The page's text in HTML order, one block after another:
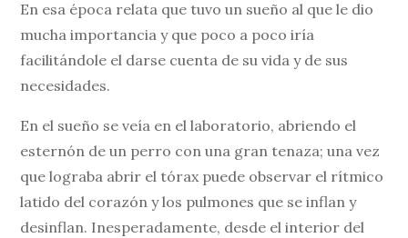
En esa época relata que tuvo un sueño al que le dio
mucha importancia y que poco a poco iría
facilitándole el darse cuenta de su vida y de sus
necesidades.
En el sueño se veía en el laboratorio, abriendo el
esternón de un perro con una gran tenaza; una vez
que lograba abrir el tórax puede observar el rítmico
latido del corazón y los pulmones que se inflan y
desinflan. Inesperadamente, desde el interior del